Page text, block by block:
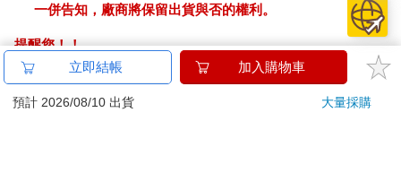
一併告知，廠商將保留出貨與否的權利。
提醒您！！
金石堂及銀行均不會請您操作ATM! 如接獲電話要求您前往
ATM提款機，請不要聽從指示，以免受騙上當！
立即結帳 加入購物車
預計 2026/08/10 出貨 大量採購